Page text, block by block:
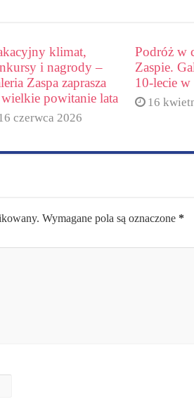
klimat,
i nagrody –
Zaspa zaprasza
powitanie lata
czerwca 2026
Podróż w
Zaspie.
10-lecie
16
Wymagane pola są oznaczone *